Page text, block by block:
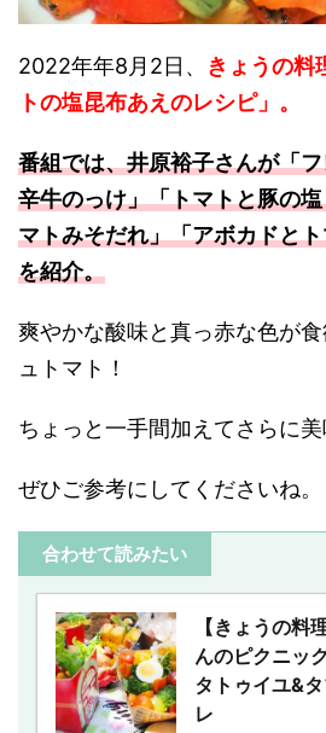
2022年年8月2日、 きょうの料
トの塩昆布あえのレシピ」。
番組では、井原裕子さんが「
辛牛のっけ」「トマトと豚の
マトみそだれ」「アボカドと
を紹介。
爽やかな酸味と真っ赤な色が
ュトマト！
ちょっと一手間加えてさらに美
ぜひご参考にしてくださいね。
合わせて読みたい
【きょうの料
んのピクニッ
タトゥイユ&
レ